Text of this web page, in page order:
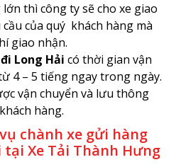
thì công ty sẽ cho xe giao
của quý khách hàng mà
giao nhận.
Long Hải có thời gian vận
4 – 5 tiếng ngay trong ngày.
vận chuyển và lưu thông
hàng.
chành xe gửi hàng
tại Xe Tải Thành Hưng